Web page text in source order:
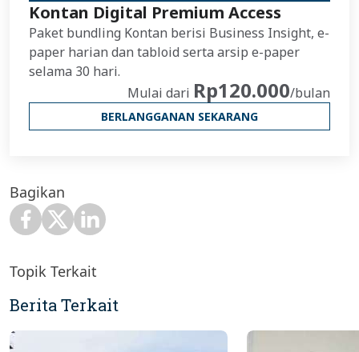
Kontan Digital Premium Access
Paket bundling Kontan berisi Business Insight, e-
paper harian dan tabloid serta arsip e-paper
selama 30 hari.
Mulai dari Rp120.000/bulan
BERLANGGANAN SEKARANG
Bagikan
Topik Terkait
Berita Terkait